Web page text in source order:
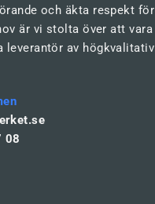
och äkta respekt för
är vi stolta över att vara
leverantör av högkvalitativ
08